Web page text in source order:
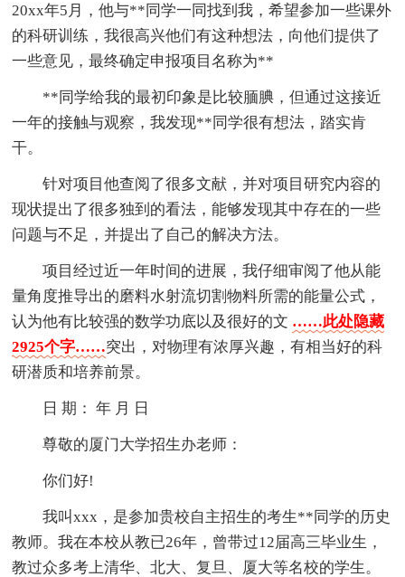
20xx年5月，他与**同学一同找到我，希望参加一些课外
的科研训练，我很高兴他们有这种想法，向他们提供了
一些意见，最终确定申报项目名称为**
**同学给我的最初印象是比较腼腆，但通过这接近
一年的接触与观察，我发现**同学很有想法，踏实肯
干。
针对项目他查阅了很多文献，并对项目研究内容的
现状提出了很多独到的看法，能够发现其中存在的一些
问题与不足，并提出了自己的解决方法。
项目经过近一年时间的进展，我仔细审阅了他从能
量角度推导出的磨料水射流切割物料所需的能量公式，
认为他有比较强的数学功底以及很好的文 ……此处隐藏
2925个字……突出，对物理有浓厚兴趣，有相当好的科
研潜质和培养前景。
日 期： 年 月 日
尊敬的厦门大学招生办老师：
你们好!
我叫xxx，是参加贵校自主招生的考生**同学的历史
教师。我在本校从教已26年，曾带过12届高三毕业生，
教过众多考上清华、北大、复旦、厦大等名校的学生。